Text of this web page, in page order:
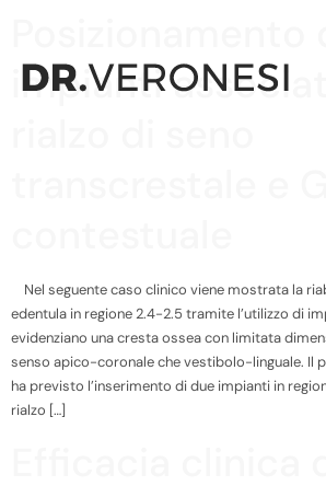
impianti associati
Nel seguente caso clinico viene mostrata la
edentula in regione 2.4-2.5 tramite l’utilizzo di
evidenziano una cresta ossea con limitata
senso apico-coronale che vestibolo-linguale. Il
ha previsto l’inserimento di due impianti in
rialzo […]